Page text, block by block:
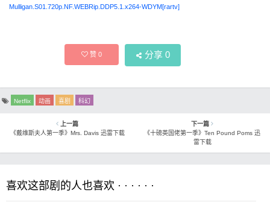
Mulligan.S01.720p.NF.WEBRip.DDP5.1.x264-WDYM[rartv]
赞0 分享 0
Netflix 动画 喜剧 科幻
上一篇
《戴维斯夫人第一季》Mrs. Davis 迅雷下载
下一篇
《十磅英国佬第一季》Ten Pound Poms 迅
雷下载
喜欢这部剧的人也喜欢 · · · · · ·